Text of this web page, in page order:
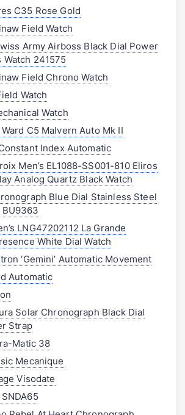
C35 Rose Gold
Field Watch
Army Airboss Black Dial Power
Watch 241575
Field Chrono Watch
Watch
Watch
C5 Malvern Auto Mk II
Index Automatic
Men’s EL1088-SS001-810 Eliros
Analog Quartz Black Watch
Blue Dial Stainless Steel
BU9363
LNG47202112 La Grande
White Dial Watch
‘Gemini’ Automatic Movement
Automatic
Solar Chronograph Black Dial
Strap
Matic 38
Mecanique
Visodate